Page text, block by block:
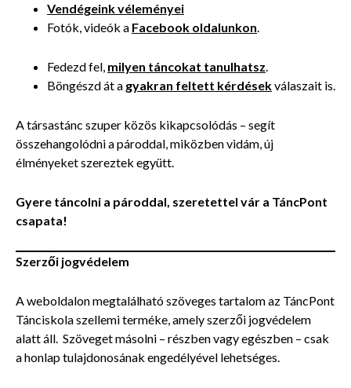
Vendégeink véleményei
Fotók, videók a Facebook oldalunkon.
Fedezd fel, milyen táncokat tanulhatsz.
Böngészd át a gyakran feltett kérdésekválaszait is.
A társastánc szuper közös kikapcsolódás – segít
összehangolódni a pároddal, miközben vidám, új
élményeket szereztek együtt.
Gyere táncolni a pároddal, szeretettel vár a TáncPont
csapata!
Szerzői jogvédelem
A weboldalon megtalálható szöveges tartalom az TáncPont
Tánciskola szellemi terméke, amely szerzői jogvédelem
alatt áll. Szöveget másolni – részben vagy egészben – csak
a honlap tulajdonosának engedélyével lehetséges.